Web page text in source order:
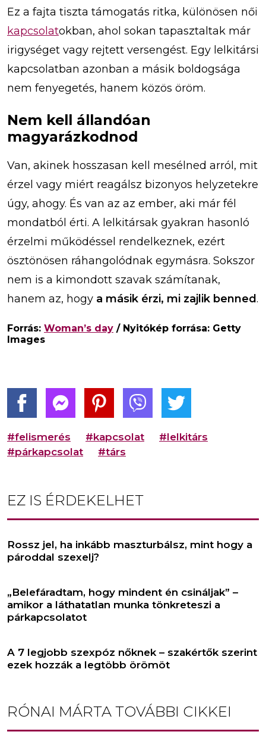
Ez a fajta tiszta támogatás ritka, különösen női
kapcsolatokban, ahol sokan tapasztaltak már
irigységet vagy rejtett versengést. Egy lelkitársi
kapcsolatban azonban a másik boldogsága
nem fenyegetés, hanem közös öröm.
Nem kell állandóan
magyarázkodnod
Van, akinek hosszasan kell mesélned arról, mit
érzel vagy miért reagálsz bizonyos helyzetekre
úgy, ahogy. És van az az ember, aki már fél
mondatból érti. A lelkitársak gyakran hasonló
érzelmi működéssel rendelkeznek, ezért
ösztönösen ráhangolódnak egymásra. Sokszor
nem is a kimondott szavak számítanak,
hanem az, hogy a másik érzi, mi zajlik benned.
Forrás: Woman’s day / Nyitókép forrása: Getty
Images
#felismerés #kapcsolat
#lelkitárs
#párkapcsolat
#társ
EZ IS ÉRDEKELHET
Rossz jel, ha inkább maszturbálsz, mint hogy a
pároddal szexelj?
„Belefáradtam, hogy mindent én csináljak” –
amikor a láthatatlan munka tönkreteszi a
párkapcsolatot
A 7 legjobb szexpóz nőknek – szakértők szerint
ezek hozzák a legtöbb örömöt
RÓNAI MÁRTA TOVÁBBI CIKKEI